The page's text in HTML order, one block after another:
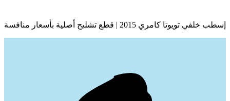
إسطب خلفي تويوتا كامري 2015 | قطع تشليح أصلية بأسعار منافسة